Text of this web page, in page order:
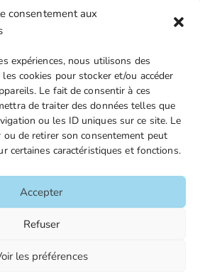
consentement aux
expériences, nous utilisons des
cookies pour stocker et/ou accéder
Le fait de consentir à ces
de traiter des données telles que
ou les ID uniques sur ce site. Le
de retirer son consentement peut
certaines caractéristiques et fonctions.
Accepter
Refuser
les préférences
Navigation
Accueil
Contacts
Mentions légales
Plan du site
Nos publications
Repère juridique
juridique FGTA-FO